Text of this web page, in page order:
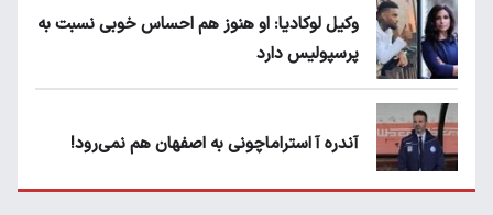
وکیل لوکادیا: او هنوز هم احساس خوبی نسبت به
پرسپولیس دارد
آندره آ استراماچونی به اصفهان هم نمی‌رود!